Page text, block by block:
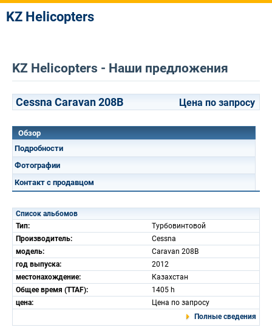
KZ Helicopters
KZ Helicopters - Наши предложения
Cessna Caravan 208B Цена по запросу
Обзор
Подробности
Фотографии
Контакт с продавцом
Список альбомов
Тип:
Турбовинтовой
Производитель:
Cessna
модель:
Caravan 208B
год выпуска:
2012
местонахождение:
Казахстан
Общее время (TTAF):
1405 h
цена:
Цена по запросу
Полные сведения